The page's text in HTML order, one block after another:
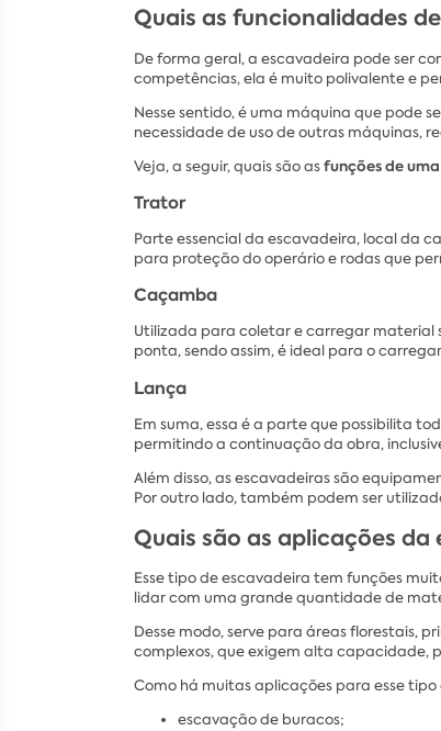
Quais as funcionalidades
De forma geral, a escavadeira pode ser
competências, ela é muito polivalente e
Nesse sentido, é uma máquina que pode
necessidade de uso de outras máquinas,
Veja, a seguir, quais são asfunções de
Trator
Parte essencial da escavadeira, local da
para proteção do operário e rodas que
Caçamba
Utilizada para coletar e carregar material
ponta, sendo assim, é ideal para o
Lança
Em suma, essa é a parte que possibilita
permitindo a continuação da obra,
Além disso, as escavadeiras são
Por outro lado, também podem ser
Quais são as aplicações
Esse tipo de escavadeira tem funções
lidar com uma grande quantidade de
Desse modo, serve para áreas florestais,
complexos, que exigem alta capacidade,
Como há muitas aplicações para esse
escavação de buracos;